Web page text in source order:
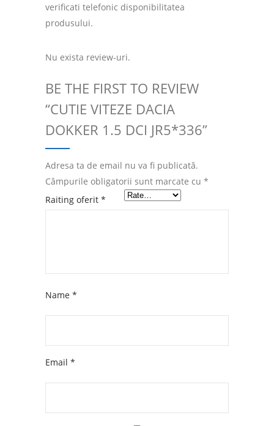
verificati telefonic disponibilitatea
produsului.
Nu exista review-uri.
BE THE FIRST TO REVIEW
“CUTIE VITEZE DACIA
DOKKER 1.5 DCI JR5*336”
Adresa ta de email nu va fi publicată.
Câmpurile obligatorii sunt marcate cu *
Raiting oferit *
Name *
Email *